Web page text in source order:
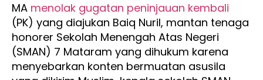
MA menolak gugatan peninjauan kembali
(PK) yang diajukan Baiq Nuril, mantan tenaga
honorer Sekolah Menengah Atas Negeri
(SMAN) 7 Mataram yang dihukum karena
menyebarkan konten bermuatan asusila